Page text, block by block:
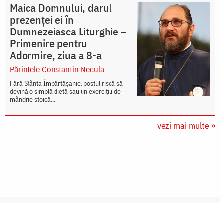
Maica Domnului, darul
prezenței ei în
Dumnezeiasca Liturghie –
Primenire pentru
Adormire, ziua a 8-a
Părintele Constantin Necula
Fără Sfânta Împărtășanie, postul riscă să
devină o simplă dietă sau un exercițiu de
mândrie stoică...
vezi mai multe »